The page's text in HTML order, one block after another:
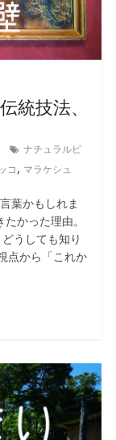
統技法、
ナチュラルビ
コ, マラケシュ
葉かもしれま
かった理由。
うしても知り
点から「これか